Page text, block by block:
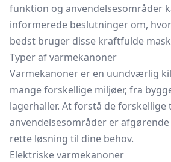
funktion og anvendelsesområder
informerede beslutninger om,
bedst bruger disse kraftfulde
Typer af varmekanoner
Varmekanoner er en uundværlig
mange forskellige miljøer, fra
lagerhaller. At forstå de forskellige
anvendelsesområder er
rette løsning til dine behov.
Elektriske varmekanoner